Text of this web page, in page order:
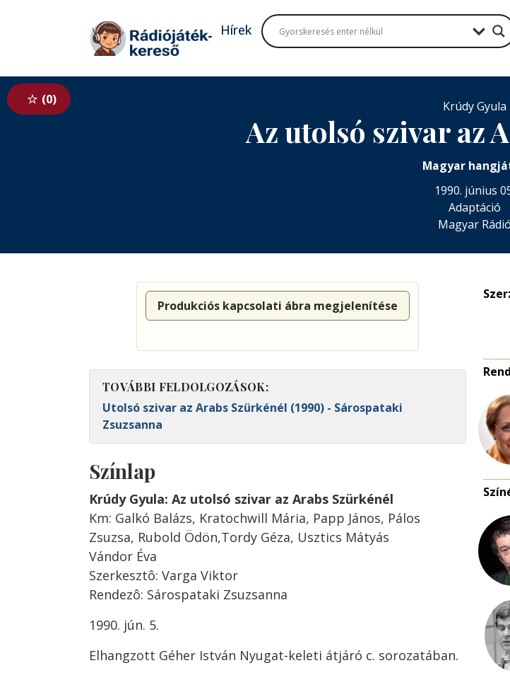
Tovább a tartalomhoz
Hírek
0 Krúdy Gyula
Az utolsó szivar az
Magyar
1990. június
Adaptáció
Magyar Rádió
Produkciós kapcsolati ábra megjelenítése
TOVÁBBI FELDOLGOZÁSOK:
Utolsó szivar az Arabs Szürkénél (1990) - Sárospataki
Zsuzsanna
Színlap
Krúdy Gyula: Az utolsó szivar az Arabs Szürkénél
Km: Galkó Balázs, Kratochwill Mária, Papp János, Pálos
Zsuzsa, Rubold Ödön,Tordy Géza, Usztics Mátyás
Vándor Éva
Szerkesztô: Varga Viktor
Rendezô: Sárospataki Zsuzsanna
1990. jún. 5.
Elhangzott Géher István Nyugat-keleti átjáró c. sorozatában.